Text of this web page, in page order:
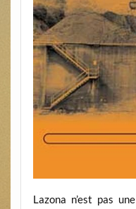
Lazona n’est pas